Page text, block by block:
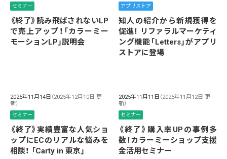
セミナー
《終了》読み飛ばされないLP
で売上アップ！「カラーミー
モーションLP」説明会
アプリストア
知人の紹介から新規獲得を
促進！ リファラルマーケティ
ング機能「Letters」がアプリ
ストアに登場
2025年11月14日 （2025年12月10日 更
新）
セミナー
《終了》実績豊富な人気ショ
ップにECのリアルな悩みを
相談！ 「Carty in 東京」
2025年11月11日 （2025年11月12日 更
新）
セミナー
《終了》購入率UPの事例多
数！カラーミーショップ支援
金活用セミナー